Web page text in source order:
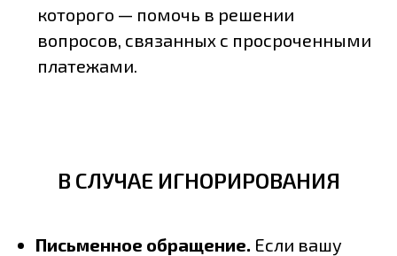
которого — помочь в решении
вопросов, связанных с просроченными
платежами.
В СЛУЧАЕ ИГНОРИРОВАНИЯ
Письменное обращение. Если вашу